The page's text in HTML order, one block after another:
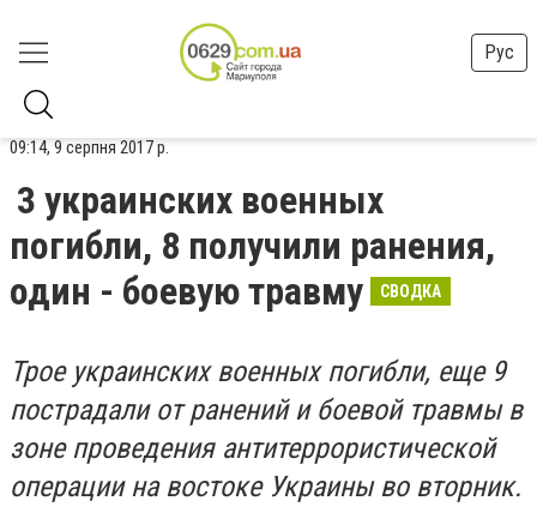
Рус
09:14, 9 серпня 2017 р.
3 украинских военных
погибли, 8 получили ранения,
один - боевую травму
СВОДКА
Трое украинских военных погибли, еще 9
пострадали от ранений и боевой травмы в
зоне проведения антитеррористической
операции на востоке Украины во вторник.